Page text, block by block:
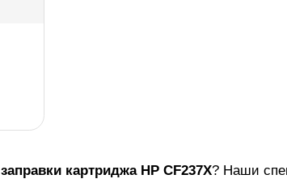
заправки картриджа HP CF237X? Наши